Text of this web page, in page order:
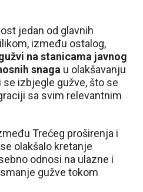
jedan od glavnih
između ostalog,
na stanicama javnog
snaga u olakšavanju
se izbjegle gužve, što se
sa svim relevantnim
Trećeg proširenja i
olakšalo kretanje
odnosi na ulazne i
gužve tokom